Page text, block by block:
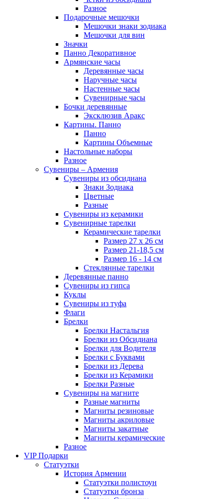
Разное
Подарочные мешочки
Мешочки знаки зодиака
Мешочки для вин
Значки
Панно Декоративное
Армянские часы
Деревянные часы
Наручные часы
Настенные часы
Сувенирные часы
Бочки деревянные
Эксклюзив Аракс
Картины. Панно
Панно
Картины Объемные
Настольные наборы
Разное
Сувениры – Армения
Сувениры из обсидиана
Знаки Зодиака
Цветные
Разные
Сувениры из керамики
Сувенирные тарелки
Керамические тарелки
Размер 27 х 26 см
Размер 21-18,5 см
Размер 16 - 14 см
Стеклянные тарелки
Деревянные панно
Сувениры из гипса
Куклы
Сувениры из туфа
Флаги
Брелки
Брелки Настальгия
Брелки из Обсидиана
Брелки для Водителя
Брелки с Буквами
Брелки из Дерева
Брелки из Керамики
Брелки Разные
Сувениры на магните
Разные магниты
Магниты резиновые
Магниты акриловые
Магниты закатные
Магниты керамические
Разное
VIP Подарки
Статуэтки
История Армении
Статуэтки полистоун
Статуэтки бронза